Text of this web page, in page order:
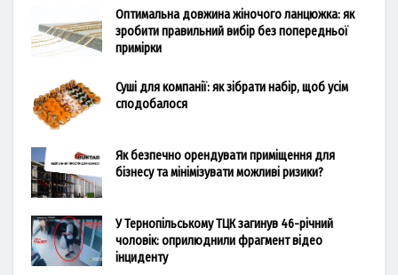
Оптимальна довжина жіночого ланцюжка: як
зробити правильний вибір без попередньої
примірки
Суші для компанії: як зібрати набір, щоб усім
сподобалося
Як безпечно орендувати приміщення для
бізнесу та мінімізувати можливі ризики?
У Тернопільському ТЦК загинув 46-річний
чоловік: оприлюднили фрагмент відео
інциденту